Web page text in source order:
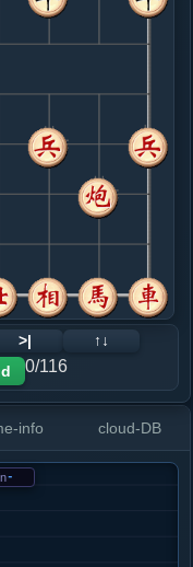
平４
进一
平２
平六
退２
退２
进一
退５
>|
↑↓
0/116
info cloud-DB
-